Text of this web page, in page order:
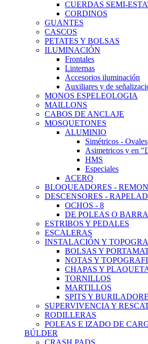
CUERDAS SEMI-
CORDINOS
GUANTES
CASCOS
PETATES Y BOLSAS
ILUMINACIÓN
Frontales
Linternas
Accesorios iluminación
Auxiliares y de
MONOS ESPELEOLOGIA
MAILLONS
CABOS DE ANCLAJE
MOSQUETONES
ALUMINIO
Simétricos - Ovales
Asimetricos y en
HMS
Especiales
ACERO
BLOQUEADORES -
DESCENSORES -
OCHOS - 8
DE POLEAS O
ESTRIBOS Y PEDALES
ESCALERAS
INSTALACIÓN Y
BOLSAS Y
NOTAS Y
CHAPAS Y
TORNILLOS
MARTILLOS
SPITS Y
SUPERVIVENCIA Y
RODILLERAS
POLEAS E IZADO DE
BÚLDER
CRASH PADS